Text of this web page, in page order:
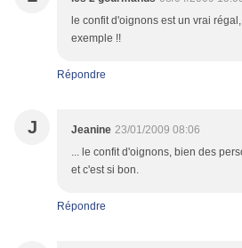
le confit d'oignons est un vrai
exemple !!
Répondre
J Jeanine 23/01/2009 08:06
... le confit d'oignons, bien des
et c'est si bon.
Répondre